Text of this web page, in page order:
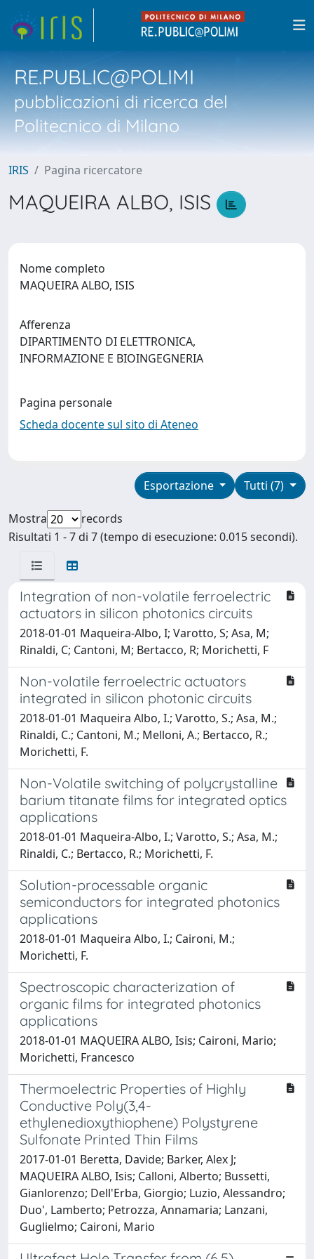
RE.PUBLIC@POLIMI
pubblicazioni di ricerca del
Politecnico di Milano
IRIS Pagina ricercatore
MAQUEIRA ALBO, ISIS
Nome completo
MAQUEIRA ALBO, ISIS
Afferenza
DIPARTIMENTO DI ELETTRONICA,
INFORMAZIONE E BIOINGEGNERIA
Pagina personale
Scheda docente sul sito di Ateneo
Tutti (7)
Esportazione
Mostra
records
Risultati 1 - 7 di 7 (tempo di esecuzione: 0.015 secondi).
Integration of non-volatile ferroelectric
actuators in silicon photonics circuits
2018-01-01 Maqueira-Albo, I; Varotto, S; Asa, M;
Rinaldi, C; Cantoni, M; Bertacco, R; Morichetti, F
Non-volatile ferroelectric actuators
integrated in silicon photonic circuits
2018-01-01 Maqueira Albo, I.; Varotto, S.; Asa, M.;
Rinaldi, C.; Cantoni, M.; Melloni, A.; Bertacco, R.;
Morichetti, F.
Non-Volatile switching of polycrystalline
barium titanate films for integrated optics
applications
2018-01-01 Maqueira-Albo, I.; Varotto, S.; Asa, M.;
Rinaldi, C.; Bertacco, R.; Morichetti, F.
Solution-processable organic
semiconductors for integrated photonics
applications
2018-01-01 Maqueira Albo, I.; Caironi, M.;
Morichetti, F.
Spectroscopic characterization of
organic films for integrated photonics
applications
2018-01-01 MAQUEIRA ALBO, Isis; Caironi, Mario;
Morichetti, Francesco
Thermoelectric Properties of Highly
Conductive Poly(3,4-
ethylenedioxythiophene) Polystyrene
Sulfonate Printed Thin Films
2017-01-01 Beretta, Davide; Barker, Alex J;
MAQUEIRA ALBO, Isis; Calloni, Alberto; Bussetti,
Gianlorenzo; Dell'Erba, Giorgio; Luzio, Alessandro;
Duo', Lamberto; Petrozza, Annamaria; Lanzani,
Guglielmo; Caironi, Mario